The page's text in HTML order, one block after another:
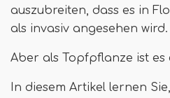
auszubreiten, dass es in
als invasiv angesehen wird.
Aber als Topfpflanze ist es
In diesem Artikel lernen